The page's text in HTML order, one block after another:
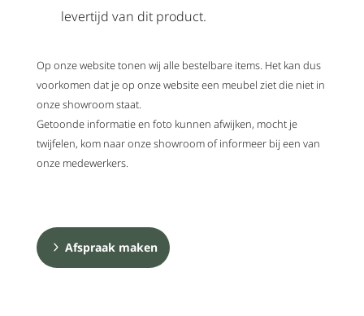
levertijd van dit product.
Op onze website tonen wij alle bestelbare items. Het kan dus
voorkomen dat je op onze website een meubel ziet die niet in
onze showroom staat.
Getoonde informatie en foto kunnen afwijken, mocht je
twijfelen, kom naar onze showroom of informeer bij een van
onze medewerkers.
Afspraak maken